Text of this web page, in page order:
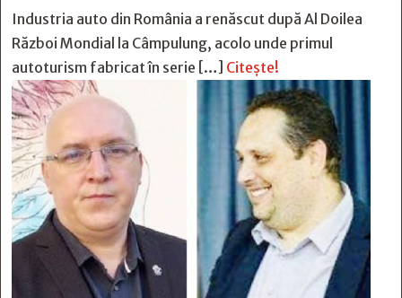
Industria auto din România a renăscut după Al Doilea
Război Mondial la Câmpulung, acolo unde primul
autoturism fabricat în serie […] Citește!